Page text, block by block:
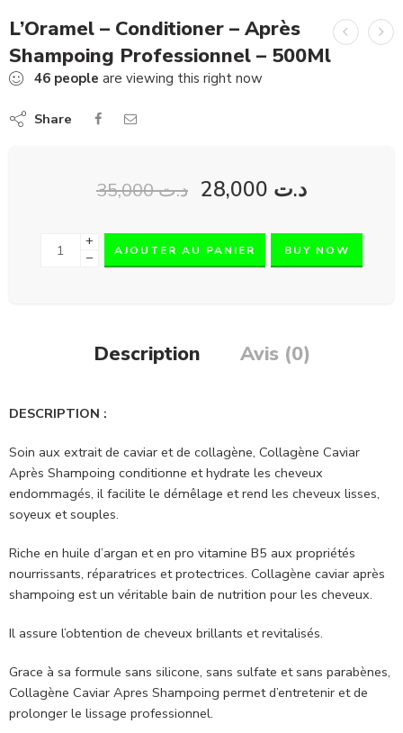
L’Oramel – Conditioner – Après
Shampoing Professionnel – 500Ml
46 people are viewing this right now
Share
د.ت35,000 د.ت
+
−
AJOUTER AU PANIER BUY NOW
Description Avis (0)
DESCRIPTION :
Soin aux extrait de caviar et de collagène, Collagène Caviar
Après Shampoing conditionne et hydrate les cheveux
endommagés, il facilite le démêlage et rend les cheveux lisses,
soyeux et souples.
Riche en huile d’argan et en pro vitamine B5 aux propriétés
nourrissants, réparatrices et protectrices. Collagène caviar après
shampoing est un véritable bain de nutrition pour les cheveux.
Il assure l’obtention de cheveux brillants et revitalisés.
Grace à sa formule sans silicone, sans sulfate et sans parabènes,
Collagène Caviar Apres Shampoing permet d’entretenir et de
prolonger le lissage professionnel.